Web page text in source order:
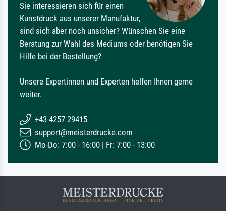
Sie interessieren sich für einen
Kunstdruck aus unserer Manufaktur,
sind sich aber noch unsicher? Wünschen Sie eine
Beratung zur Wahl des Mediums oder benötigen Sie
Hilfe bei der Bestellung?
Unsere Expertinnen und Experten helfen Ihnen gerne
weiter.
+43 4257 29415
support@meisterdrucke.com
Mo-Do: 7:00 - 16:00 | Fr: 7:00 - 13:00